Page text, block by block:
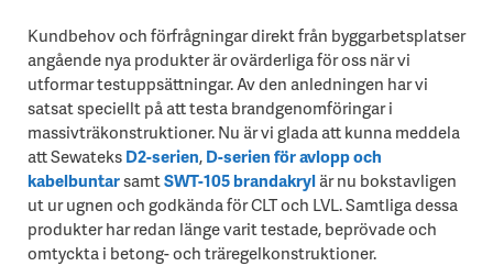
Kundbehov och förfrågningar direkt från byggarbetsplatser
angående nya produkter är ovärderliga för oss när vi
utformar testuppsättningar. Av den anledningen har vi
satsat speciellt på att testa brandgenomföringar i
massivträkonstruktioner. Nu är vi glada att kunna meddela
att SewateksD2-serien,D-serien för avlopp och
kabelbuntarsamtSWT-105 brandakrylär nu bokstavligen
ut ur ugnen och godkända för CLT och LVL. Samtliga dessa
produkter har redan länge varit testade, beprövade och
omtyckta i betong- och träregelkonstruktioner.